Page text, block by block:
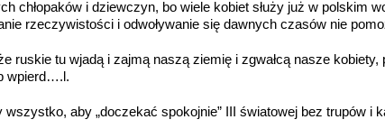
chłopaków i dziewczyn, bo wiele kobiet służy już w polskim
rzeczywistości i odwoływanie się dawnych czasów nie
ruskie tu wjadą i zajmą naszą ziemię i zgwałcą nasze
wpierd….l.
wszystko, aby „doczekać spokojnie” III światowej bez trupów i